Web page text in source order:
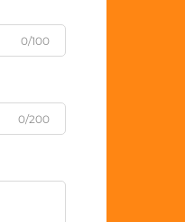
0/100
0/200